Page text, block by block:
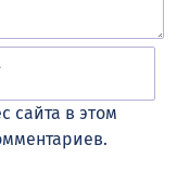
сайта в этом